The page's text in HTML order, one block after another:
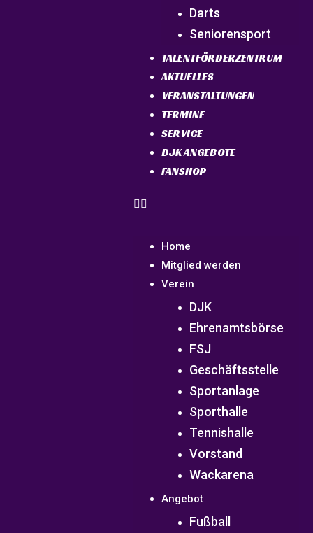
Darts
Seniorensport
TALENTFÖRDERZENTRUM
AKTUELLES
VERANSTALTUNGEN
TERMINE
SERVICE
DJK ANGEBOTE
FANSHOP
Home
Mitglied werden
Verein
DJK
Ehrenamtsbörse
FSJ
Geschäftsstelle
Sportanlage
Sporthalle
Tennishalle
Vorstand
Wackarena
Angebot
Fußball